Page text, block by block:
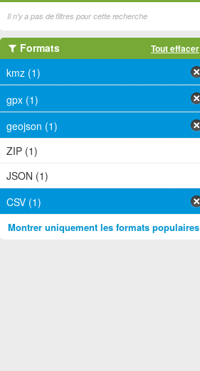
Il n'y a pas de filtres pour cette recherche
Formats Tout effacer
kmz (1)
gpx (1)
geojson (1)
ZIP (1)
JSON (1)
CSV (1)
Montrer uniquement les formats populaires